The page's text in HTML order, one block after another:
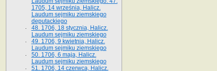
1705, 14 września, Halicz.
Laudum sejmiku ziemskiego
deputackiego
48. 1706, 18 stycznia, Halicz.
Laudum sejmiku ziemskiego
49. 1706, 9 kwietnia, Halicz.
Laudum sejmiku ziemskiego
50. 1706, 6 maja, Halicz.
Laudum sejmiku ziemskiego
51. 1706, 14 czerwca, Halicz.